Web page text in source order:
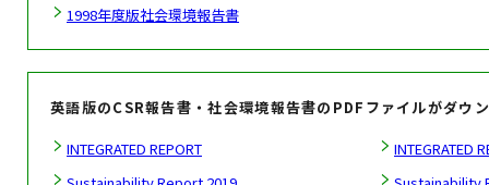
1998年度版社会環境報告書
英語版のCSR報告書・社会環境報告書のPDFファイルがダウ
INTEGRATED REPORT
INTEGRATED